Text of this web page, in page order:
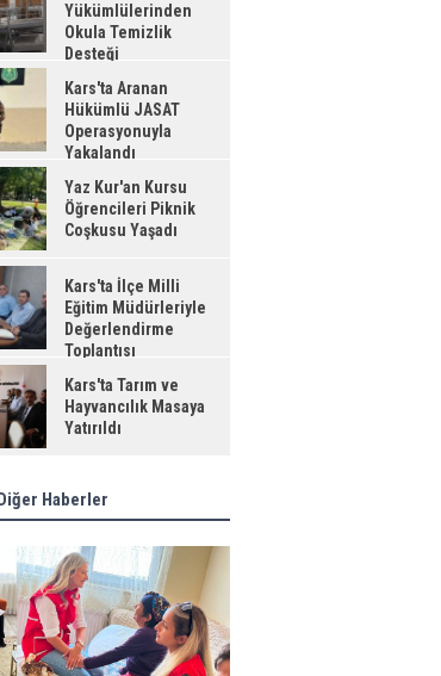
Yükümlülerinden
Okula Temizlik
Desteği
Kars'ta Aranan
Hükümlü JASAT
Operasyonuyla
Yakalandı
Yaz Kur'an Kursu
Öğrencileri Piknik
Coşkusu Yaşadı
Kars'ta İlçe Milli
Eğitim Müdürleriyle
Değerlendirme
Toplantısı
Kars'ta Tarım ve
Hayvancılık Masaya
Yatırıldı
Haberler